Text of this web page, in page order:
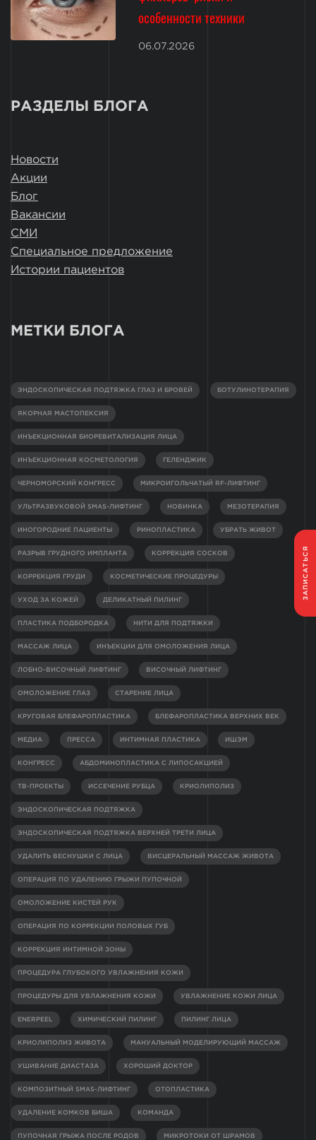
ЗАПИСАТЬСЯ
особенности техники
06.07.2026
РАЗДЕЛЫ БЛОГА
Новости
Акции
Блог
Вакансии
СМИ
Специальное предложение
Истории пациентов
МЕТКИ БЛОГА
ЭНДОСКОПИЧЕСКАЯ ПОДТЯЖКА ГЛАЗ И БРОВЕЙ БОТУЛИНОТЕРАПИЯ
ЯКОРНАЯ МАСТОПЕКСИЯ
ИНЪЕКЦИОННАЯ БИОРЕВИТАЛИЗАЦИЯ ЛИЦА
ИНЪЕКЦИОННАЯ КОСМЕТОЛОГИЯ ГЕЛЕНДЖИК
ЧЕРНОМОРСКИЙ КОНГРЕСС МИКРОИГОЛЬЧАТЫЙ RF-ЛИФТИНГ
УЛЬТРАЗВУКОВОЙ SMAS-ЛИФТИНГ НОВИНКА МЕЗОТЕРАПИЯ
ИНОГОРОДНИЕ ПАЦИЕНТЫ РИНОПЛАСТИКА УБРАТЬ ЖИВОТ
РАЗРЫВ ГРУДНОГО ИМПЛАНТА КОРРЕКЦИЯ СОСКОВ
КОРРЕКЦИЯ ГРУДИ КОСМЕТИЧЕСКИЕ ПРОЦЕДУРЫ
УХОД ЗА КОЖЕЙ ДЕЛИКАТНЫЙ ПИЛИНГ
ПЛАСТИКА ПОДБОРОДКА НИТИ ДЛЯ ПОДТЯЖКИ
МАССАЖ ЛИЦА ИНЪЕКЦИИ ДЛЯ ОМОЛОЖЕНИЯ ЛИЦА
ЛОБНО-ВИСОЧНЫЙ ЛИФТИНГ ВИСОЧНЫЙ ЛИФТИНГ
ОМОЛОЖЕНИЕ ГЛАЗ СТАРЕНИЕ ЛИЦА
КРУГОВАЯ БЛЕФАРОПЛАСТИКА БЛЕФАРОПЛАСТИКА ВЕРХНИХ ВЕК
МЕДИА ПРЕССА ИНТИМНАЯ ПЛАСТИКА ИШЭМ
КОНГРЕСС АБДОМИНОПЛАСТИКА С ЛИПОСАКЦИЕЙ
ТВ-ПРОЕКТЫ ИССЕЧЕНИЕ РУБЦА КРИОЛИПОЛИЗ
ЭНДОСКОПИЧЕСКАЯ ПОДТЯЖКА
ЭНДОСКОПИЧЕСКАЯ ПОДТЯЖКА ВЕРХНЕЙ ТРЕТИ ЛИЦА
УДАЛИТЬ ВЕСНУШКИ С ЛИЦА ВИСЦЕРАЛЬНЫЙ МАССАЖ ЖИВОТА
ОПЕРАЦИЯ ПО УДАЛЕНИЮ ГРЫЖИ ПУПОЧНОЙ
ОМОЛОЖЕНИЕ КИСТЕЙ РУК
ОПЕРАЦИЯ ПО КОРРЕКЦИИ ПОЛОВЫХ ГУБ
КОРРЕКЦИЯ ИНТИМНОЙ ЗОНЫ
ПРОЦЕДУРА ГЛУБОКОГО УВЛАЖНЕНИЯ КОЖИ
ПРОЦЕДУРЫ ДЛЯ УВЛАЖНЕНИЯ КОЖИ УВЛАЖНЕНИЕ КОЖИ ЛИЦА
ENERPEEL ХИМИЧЕСКИЙ ПИЛИНГ ПИЛИНГ ЛИЦА
КРИОЛИПОЛИЗ ЖИВОТА МАНУАЛЬНЫЙ МОДЕЛИРУЮЩИЙ МАССАЖ
УШИВАНИЕ ДИАСТАЗА ХОРОШИЙ ДОКТОР
КОМПОЗИТНЫЙ SMAS-ЛИФТИНГ ОТОПЛАСТИКА
УДАЛЕНИЕ КОМКОВ БИША КОМАНДА
ПУПОЧНАЯ ГРЫЖА ПОСЛЕ РОДОВ МИКРОТОКИ ОТ ШРАМОВ